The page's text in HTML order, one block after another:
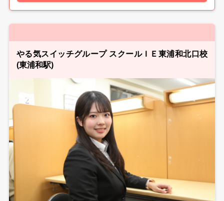
やる気スイッチグループ スクールＩＥ東浦和北口校
(東浦和駅)